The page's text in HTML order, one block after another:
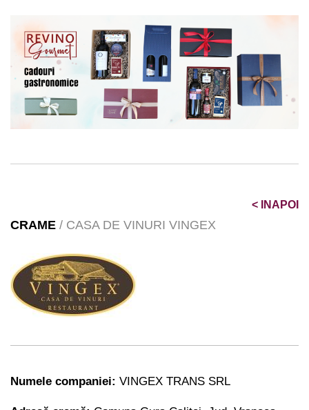
< INAPOI
CRAME / CASA DE VINURI VINGEX
Numele companiei: VINGEX TRANS SRL